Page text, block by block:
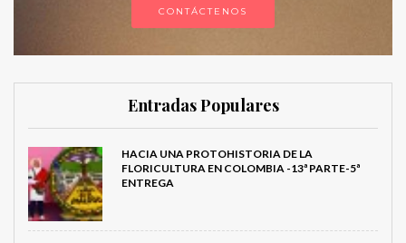
CONTÁCTENOS
Entradas Populares
HACIA UNA PROTOHISTORIA DE LA
FLORICULTURA EN COLOMBIA -13ª PARTE-5ª
ENTREGA